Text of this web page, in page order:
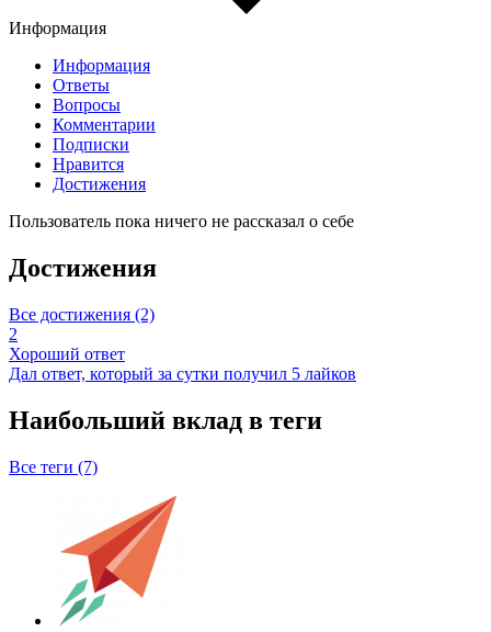
Информация
Информация
Ответы
Вопросы
Комментарии
Подписки
Нравится
Достижения
Пользователь пока ничего не рассказал о себе
Достижения
Все достижения (2)
2
Хороший ответ
Дал ответ, который за сутки получил 5 лайков
Наибольший вклад в теги
Все теги (7)